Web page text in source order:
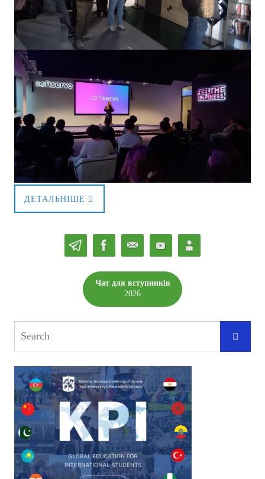
ДЕТАЛЬНІШЕ
Чат для вступників
2026